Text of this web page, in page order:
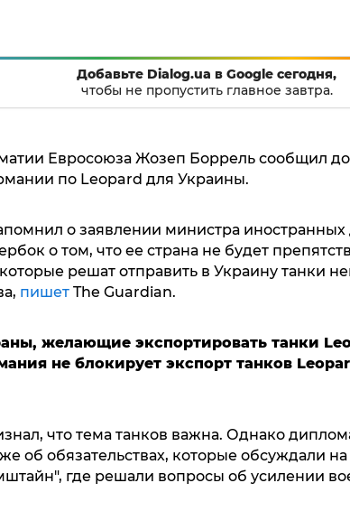
Добавьте Dialog.ua в Google сегодня,
чтобы не пропустить главное завтра.
Евросоюза Жозеп Боррель сообщил
по Leopard для Украины.
о заявлении министра иностранных
о том, что ее страна не будет
решат отправить в Украину танки
пишет The Guardian.
желающие экспортировать танки
не блокирует экспорт танков
что тема танков важна. Однако
об обязательствах, которые обсуждали
где решали вопросы об усилении